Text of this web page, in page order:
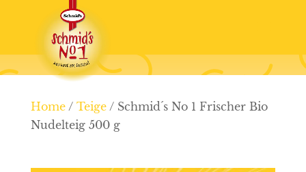
Home/ Teige/ Schmid´s No 1 Frischer Bio
Nudelteig 500 g